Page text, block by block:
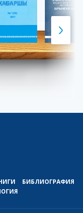
БИБЛИОГРАФИЯ